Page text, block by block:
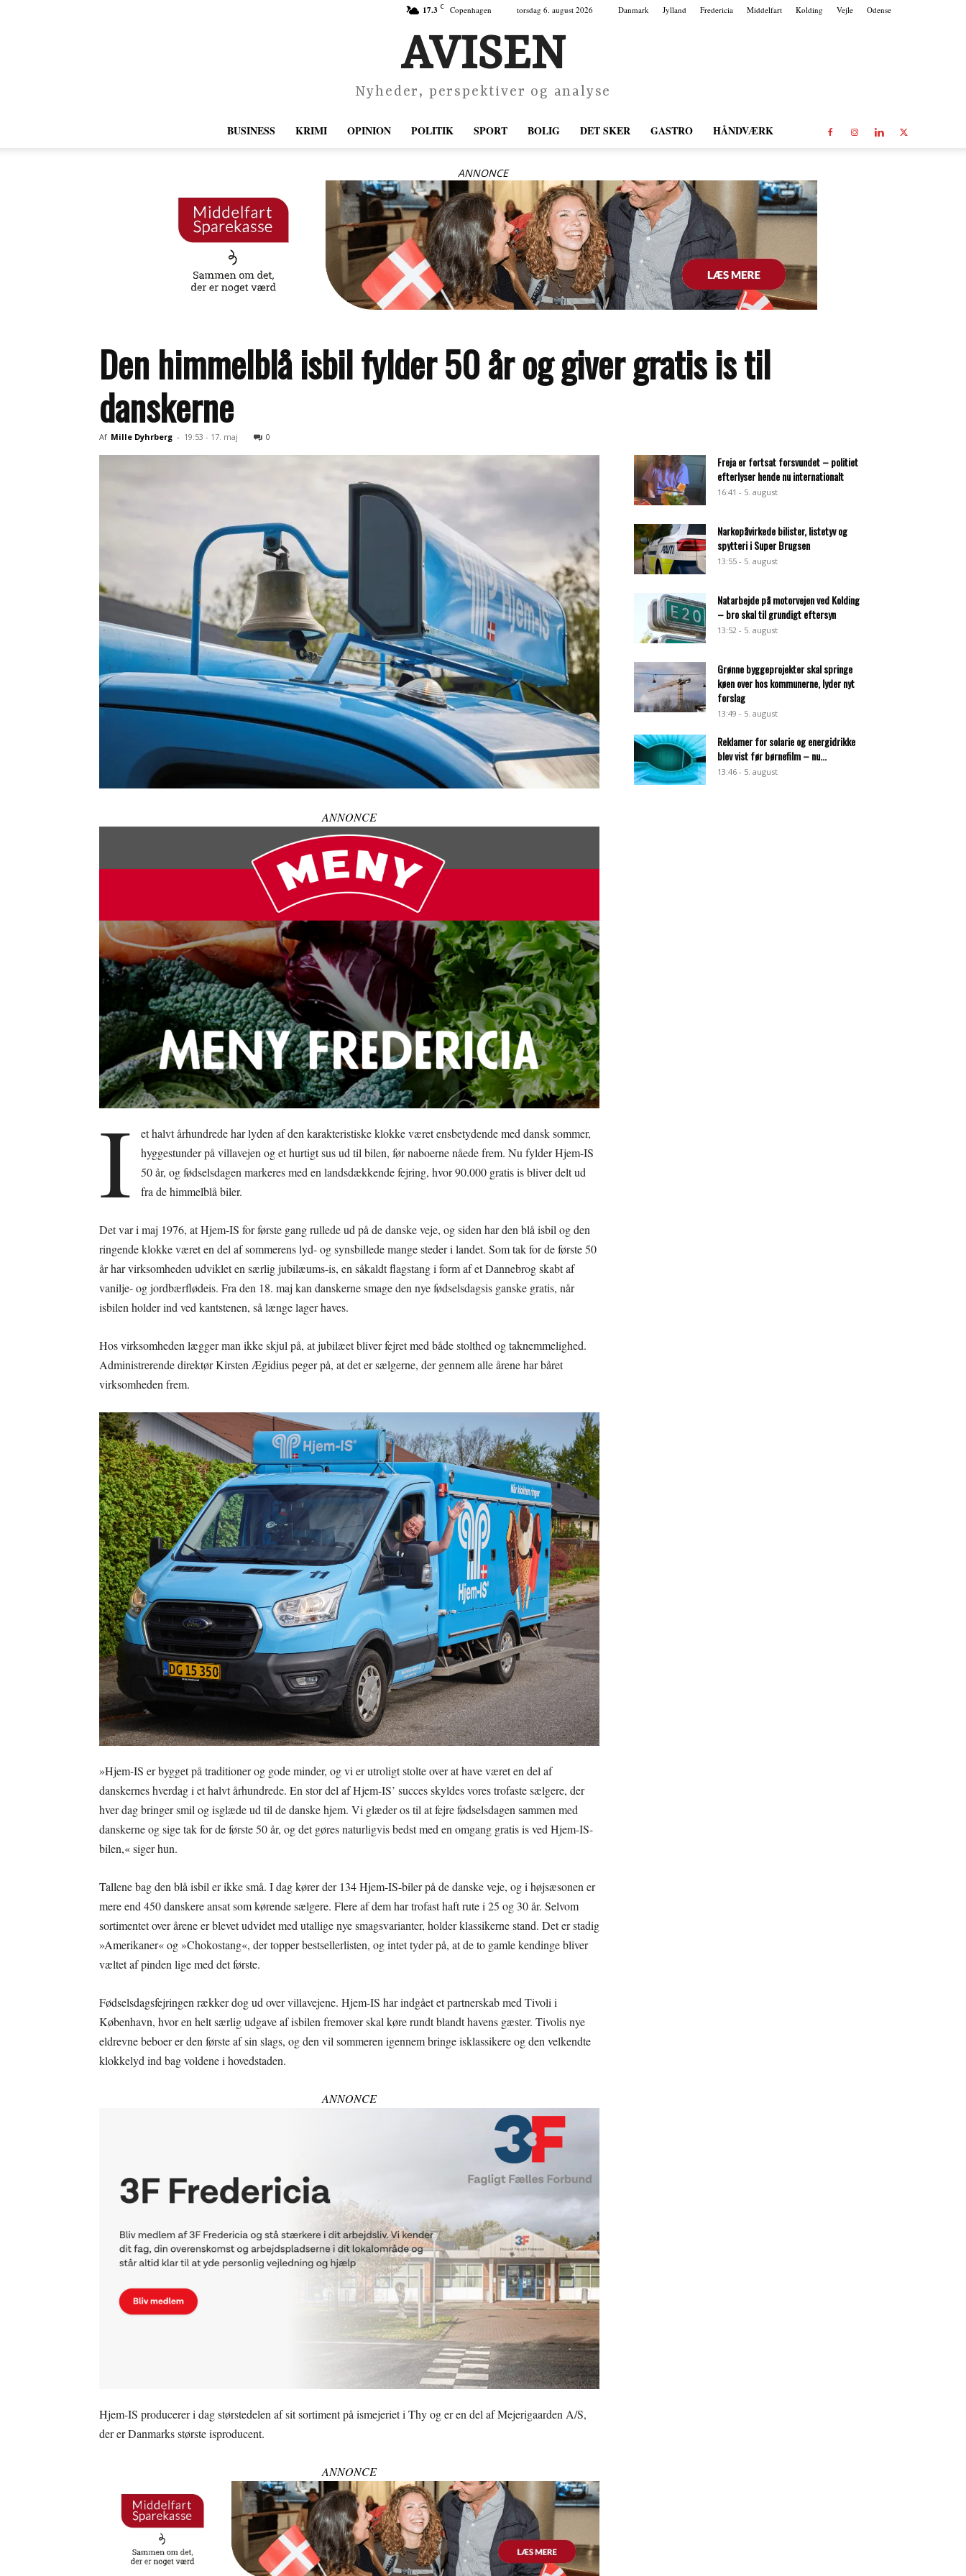
17.3 C Copenhagen torsdag 6. august 2026 Danmark Jylland Fredericia Middelfart Kolding Vejle Odense
AVISEN
Nyheder, perspektiver og analyse
BUSINESS KRIMI OPINION POLITIK SPORT BOLIG DET SKER GASTRO HÅNDVÆRK
ANNONCE
Den himmelblå isbil fylder 50 år og giver gratis is til
danskerne
Af Mille Dyhrberg - 19:53 - 17. maj 0
ANNONCE
I
et halvt århundrede har lyden af den karakteristiske klokke været ensbetydende med dansk sommer,
hyggestunder på villavejen og et hurtigt sus ud til bilen, før naboerne nåede frem. Nu fylder Hjem-IS
50 år, og fødselsdagen markeres med en landsdækkende fejring, hvor 90.000 gratis is bliver delt ud
fra de himmelblå biler.
Det var i maj 1976, at Hjem-IS for første gang rullede ud på de danske veje, og siden har den blå isbil og den
ringende klokke været en del af sommerens lyd- og synsbillede mange steder i landet. Som tak for de første 50
år har virksomheden udviklet en særlig jubilæums-is, en såkaldt flagstang i form af et Dannebrog skabt af
vanilje- og jordbærflødeis. Fra den 18. maj kan danskerne smage den nye fødselsdagsis ganske gratis, når
isbilen holder ind ved kantstenen, så længe lager haves.
Hos virksomheden lægger man ikke skjul på, at jubilæet bliver fejret med både stolthed og taknemmelighed.
Administrerende direktør Kirsten Ægidius peger på, at det er sælgerne, der gennem alle årene har båret
virksomheden frem.
»Hjem-IS er bygget på traditioner og gode minder, og vi er utroligt stolte over at have været en del af
danskernes hverdag i et halvt århundrede. En stor del af Hjem-IS’ succes skyldes vores trofaste sælgere, der
hver dag bringer smil og isglæde ud til de danske hjem. Vi glæder os til at fejre fødselsdagen sammen med
danskerne og sige tak for de første 50 år, og det gøres naturligvis bedst med en omgang gratis is ved Hjem-IS-
bilen,« siger hun.
Tallene bag den blå isbil er ikke små. I dag kører der 134 Hjem-IS-biler på de danske veje, og i højsæsonen er
mere end 450 danskere ansat som kørende sælgere. Flere af dem har trofast haft rute i 25 og 30 år. Selvom
sortimentet over årene er blevet udvidet med utallige nye smagsvarianter, holder klassikerne stand. Det er stadig
»Amerikaner« og »Chokostang«, der topper bestsellerlisten, og intet tyder på, at de to gamle kendinge bliver
væltet af pinden lige med det første.
Fødselsdagsfejringen rækker dog ud over villavejene. Hjem-IS har indgået et partnerskab med Tivoli i
København, hvor en helt særlig udgave af isbilen fremover skal køre rundt blandt havens gæster. Tivolis nye
eldrevne beboer er den første af sin slags, og den vil sommeren igennem bringe isklassikere og den velkendte
klokkelyd ind bag voldene i hovedstaden.
ANNONCE
Hjem-IS producerer i dag størstedelen af sit sortiment på ismejeriet i Thy og er en del af Mejerigaarden A/S,
der er Danmarks største isproducent.
ANNONCE
Freja er fortsat forsvundet – politiet
efterlyser hende nu internationalt
16:41 - 5. august
Narkopåvirkede bilister, listetyv og
spytteri i Super Brugsen
13:55 - 5. august
Natarbejde på motorvejen ved Kolding
– bro skal til grundigt eftersyn
13:52 - 5. august
Grønne byggeprojekter skal springe
køen over hos kommunerne, lyder nyt
forslag
13:49 - 5. august
Reklamer for solarie og energidrikke
blev vist før børnefilm – nu...
13:46 - 5. august